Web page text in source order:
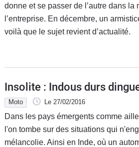
donne et se passer de l’autre dans la
l’entreprise. En décembre, un
voilà que le sujet revient d’actualité.
Insolite : Indous durs
Moto Le 27/02/2016
Dans les pays émergents comme
l'on tombe sur des situations qui
mélancolie. Ainsi en Inde, où un